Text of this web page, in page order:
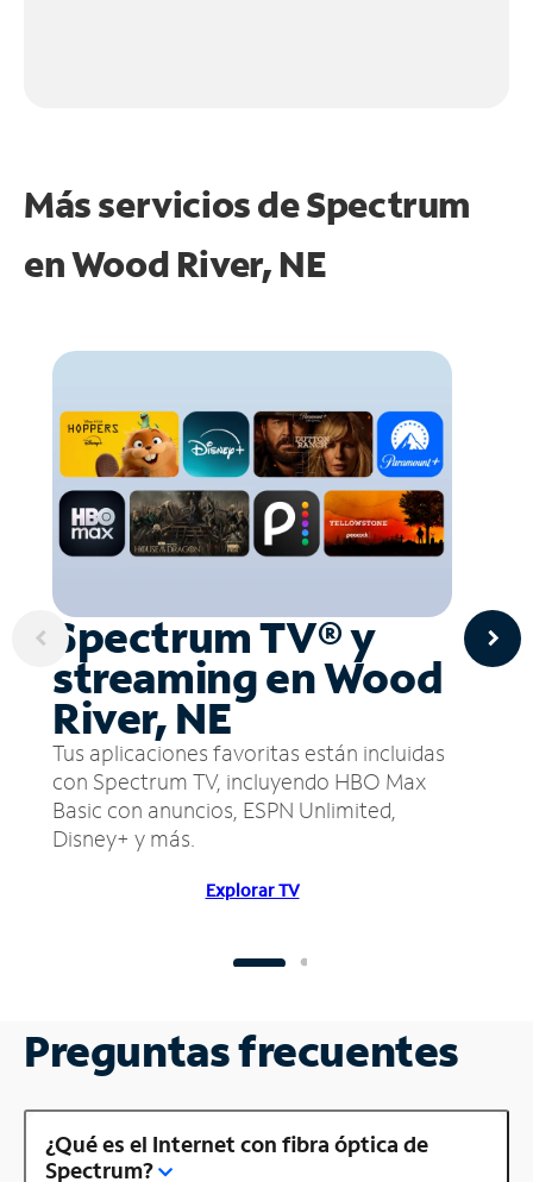
Más servicios de Spectrum
enWood River, NE
Spectrum TV® y
streaming en Wood
River, NE
Tus aplicaciones favoritas están incluidas
con Spectrum TV, incluyendo HBO Max
Basic con anuncios, ESPN Unlimited,
Disney+ y más.
Explorar TV
Preguntas frecuentes
¿Qué es el Internet con fibra óptica de
Spectrum?